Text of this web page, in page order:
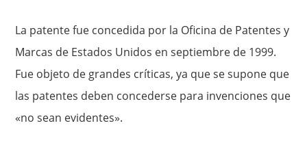
La patente fue concedida por la Oficina de Patentes y
Marcas de Estados Unidos en septiembre de 1999.
Fue objeto de grandes críticas, ya que se supone que
las patentes deben concederse para invenciones que
«no sean evidentes».